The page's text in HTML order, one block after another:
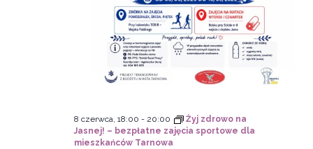
8 czerwca, 18:00 - 20:00
Żyj zdrowo na
Jasnej! – bezpłatne zajęcia sportowe dla
mieszkańców Tarnowa